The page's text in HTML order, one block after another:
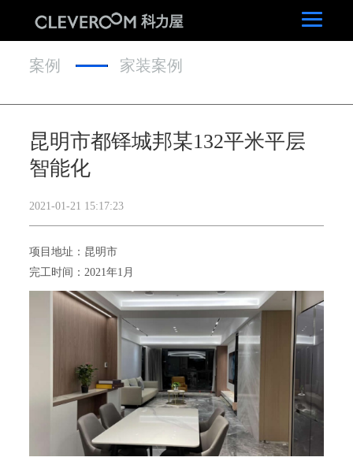
案例 家装案例
昆明市都铎城邦某132平米平层
智能化
2021-01-21 15:17:23
项目地址：昆明市
完工时间：2021年1月